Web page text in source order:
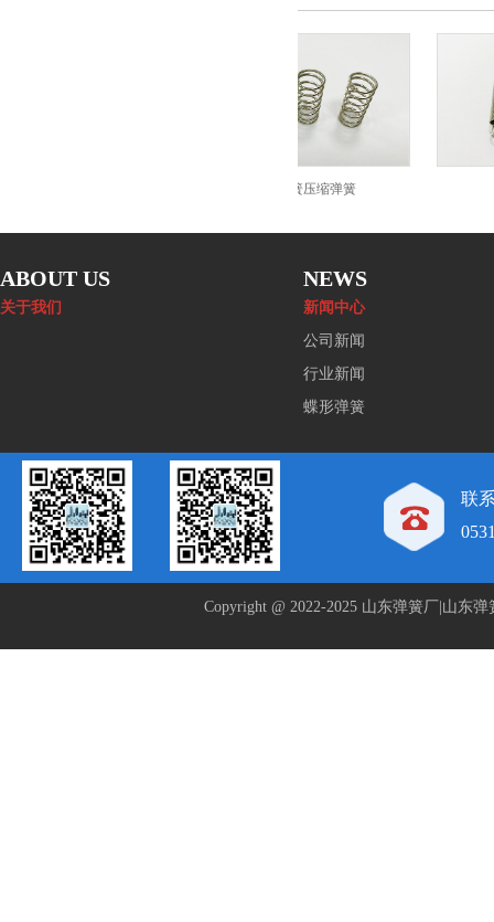
压力弹簧压缩弹簧
ABOUT US
关于我们
NEWS
新闻中心
公司新闻
行业新闻
蝶形弹簧
联
Copyright @ 2022-2025 山东弹簧厂|山东